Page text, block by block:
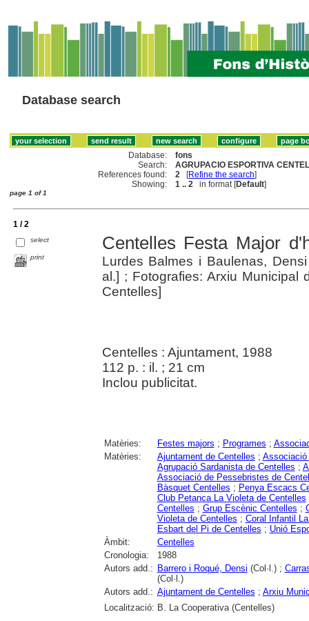
Database search
Database:
fons
Search:
AGRUPACIO ESPORTIVA
References found:
2 [Refine the search]
Showing:
1 .. 2 in format [Default]
page 1 of 1
1 / 2
select
print
Centelles Festa Major
Lurdes Balmes i Baulenas,
al.] ; Fotografies: Arxiu Municipal
Centelles]
Centelles : Ajuntament, 1988
112 p. : il. ; 21 cm
Inclou publicitat.
Matèries: Festes majors ; Programes ;
Matèries:
Ajuntament de Centelles ; Associació
Agrupació Sardanista de Centelles ;
Associació de Pessebristes de
Bàsquet Centelles ; Penya Escacs
Club Petanca La Violeta de Centelles
Centelles ; Grup Escènic Centelles ;
Violeta de Centelles ; Coral Infantil
Esbart del Pi de Centelles ; Unió
Àmbit:
Centelles
Cronologia:
1988
Autors add.: Barrero i Roqué, Densi (Col·l.) ;
(Col·l.)
Autors add.: Ajuntament de Centelles ; Arxiu
Localització: B. La Cooperativa (Centelles)